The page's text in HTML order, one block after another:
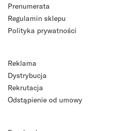
Prenumerata
Regulamin sklepu
Polityka prywatności
Reklama
Dystrybucja
Rekrutacja
Odstąpienie od umowy